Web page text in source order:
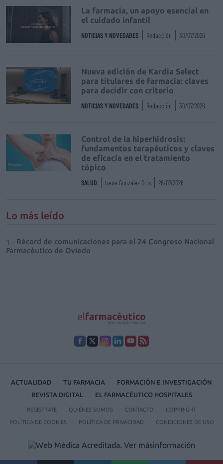
La farmacia, un apoyo esencial en
el cuidado infantil
NOTICIAS Y NOVEDADES Redacción 30/07/2026
Nueva edición de Kardia Select
para titulares de farmacia: claves
para decidir con criterio
NOTICIAS Y NOVEDADES Redacción 30/07/2026
Control de la hiperhidrosis:
fundamentos terapéuticos y claves
de eficacia en el tratamiento
tópico
SALUD Irene González Orts 28/07/2026
Lo más leído
Récord de comunicaciones para el 24 Congreso Nacional
Farmacéutico de Oviedo
ACTUALIDAD TU FARMACIA
FORMACIÓN E INVESTIGACIÓN
REVISTA DIGITAL
EL FARMACÉUTICO HOSPITALES
REGÍSTRATE QUIÉNES SOMOS CONTACTO COPYRIGHT
POLÍTICA DE COOKIES POLÍTICA DE PRIVACIDAD CONDICIONES DE USO